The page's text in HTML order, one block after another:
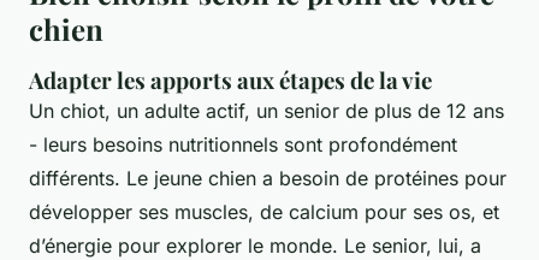
chien
Adapter les apports aux étapes de la vie
Un chiot, un adulte actif, un senior de plus de 12 ans
- leurs besoins nutritionnels sont profondément
différents. Le jeune chien a besoin de protéines pour
développer ses muscles, de calcium pour ses os, et
d’énergie pour explorer le monde. Le senior, lui, a